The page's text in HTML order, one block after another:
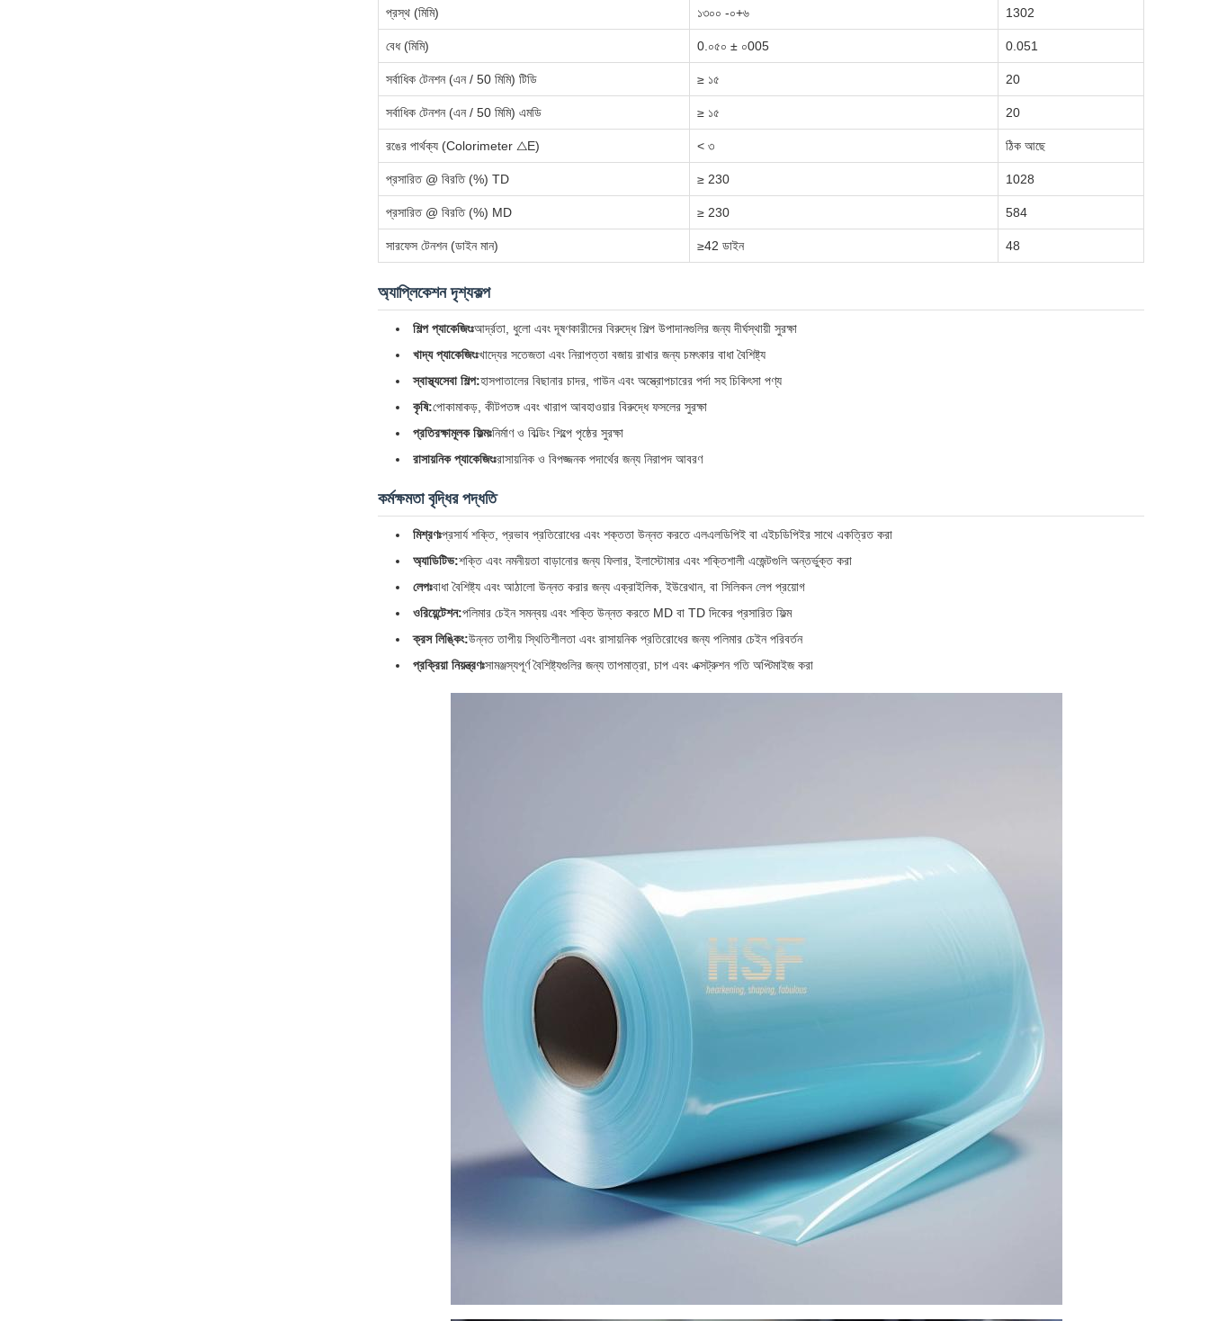
প্রস্থ (মিমি) ১৩০০ -০+৬ 1302
বেধ (মিমি) 0.০৫০ ± ০005 0.051
সর্বাধিক টেনশন (এন / 50 মিমি) টিডি ≥ ১৫ 20
সর্বাধিক টেনশন (এন / 50 মিমি) এমডি ≥ ১৫ 20
রঙের পার্থক্য (Colorimeter △E) < ৩ ঠিক আছে
প্রসারিত @ বিরতি (%) TD ≥ 230 1028
প্রসারিত @ বিরতি (%) MD ≥ 230 584
সারফেস টেনশন (ডাইন মান) ≥42 ডাইন 48
অ্যাপ্লিকেশন দৃশ্যকল্প
শিল্প প্যাকেজিংঃআর্দ্রতা, ধুলো এবং দূষণকারীদের বিরুদ্ধে শিল্প উপাদানগুলির জন্য দীর্ঘস্থায়ী সুরক্ষা
খাদ্য প্যাকেজিংঃখাদ্যের সতেজতা এবং নিরাপত্তা বজায় রাখার জন্য চমৎকার বাধা বৈশিষ্ট্য
স্বাস্থ্যসেবা শিল্প:হাসপাতালের বিছানার চাদর, গাউন এবং অস্ত্রোপচারের পর্দা সহ চিকিৎসা পণ্য
কৃষি:পোকামাকড়, কীটপতঙ্গ এবং খারাপ আবহাওয়ার বিরুদ্ধে ফসলের সুরক্ষা
প্রতিরক্ষামূলক ফিল্মঃনির্মাণ ও বিল্ডিং শিল্পে পৃষ্ঠের সুরক্ষা
রাসায়নিক প্যাকেজিংঃরাসায়নিক ও বিপজ্জনক পদার্থের জন্য নিরাপদ আবরণ
কর্মক্ষমতা বৃদ্ধির পদ্ধতি
মিশ্রণঃপ্রসার্য শক্তি, প্রভাব প্রতিরোধের এবং শক্ততা উন্নত করতে এলএলডিপিই বা এইচডিপিইর সাথে একত্রিত করা
অ্যাডিটিভ:শক্তি এবং নমনীয়তা বাড়ানোর জন্য ফিলার, ইলাস্টোমার এবং শক্তিশালী এজেন্টগুলি অন্তর্ভুক্ত করা
লেপঃবাধা বৈশিষ্ট্য এবং আঠালো উন্নত করার জন্য এক্রাইলিক, ইউরেথান, বা সিলিকন লেপ প্রয়োগ
ওরিয়েন্টেশন:পলিমার চেইন সমন্বয় এবং শক্তি উন্নত করতে MD বা TD দিকের প্রসারিত ফিল্ম
ক্রস লিঙ্কিং:উন্নত তাপীয় স্থিতিশীলতা এবং রাসায়নিক প্রতিরোধের জন্য পলিমার চেইন পরিবর্তন
প্রক্রিয়া নিয়ন্ত্রণঃসামঞ্জস্যপূর্ণ বৈশিষ্ট্যগুলির জন্য তাপমাত্রা, চাপ এবং এক্সট্রুশন গতি অপ্টিমাইজ করা